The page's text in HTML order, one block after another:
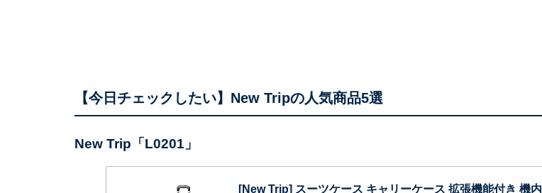
【今日チェックしたい】New Tripの人気商品5選
New Trip「L0201」
[New Trip] スーツケース キャリーケース 拡張機能付き 機内